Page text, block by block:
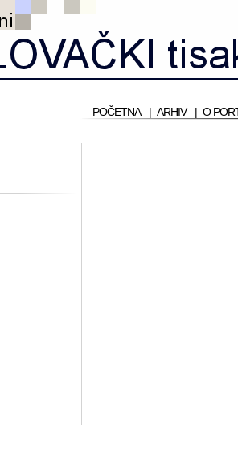
POČETNA | ARHIV | O